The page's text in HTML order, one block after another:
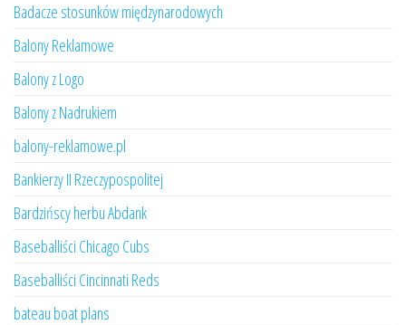
Badacze stosunków międzynarodowych
Balony Reklamowe
Balony z Logo
Balony z Nadrukiem
balony-reklamowe.pl
Bankierzy II Rzeczypospolitej
Bardzińscy herbu Abdank
Baseballiści Chicago Cubs
Baseballiści Cincinnati Reds
bateau boat plans